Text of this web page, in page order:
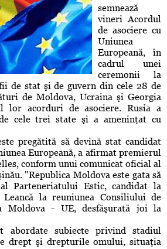
semnează
vineri Acordul
de asociere cu
Uniunea
Europeană, în
cadrul unei
ceremonii la
de stat şi de guvern din cele 28 de
de Moldova, Ucraina şi Georgia
lor acorduri de asociere. Rusia a
cele trei state şi a ameninţat cu
pregătită să devină stat candidat
Europeană, a afirmat premierul
conform unui comunicat oficial al
"Republica Moldova este gata să
Parteneriatului Estic, candidat la
la reuniunea Consiliului de
Moldova - UE, desfăşurată joi la
abordate subiecte privind stadiul
drept şi drepturile omului, situaţia